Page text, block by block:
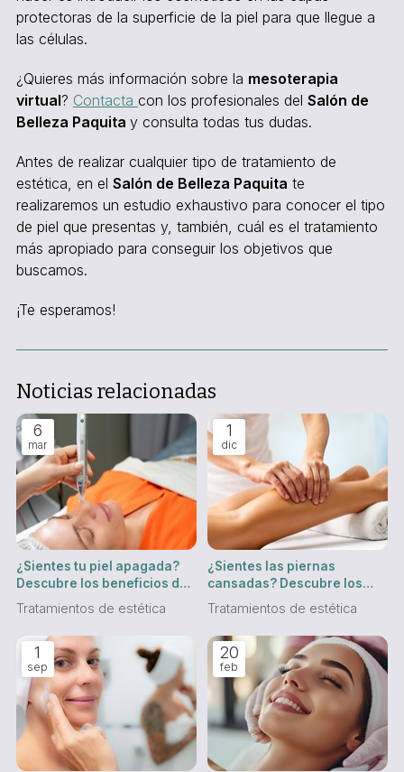
protectoras de la superficie de la piel para que llegue a
las células.
¿Quieres más información sobre la mesoterapia
virtual? Contacta con los profesionales del Salón de
Belleza Paquita y consulta todas tus dudas.
Antes de realizar cualquier tipo de tratamiento de
estética, en el Salón de Belleza Paquita te
realizaremos un estudio exhaustivo para conocer el tipo
de piel que presentas y, también, cuál es el tratamiento
más apropiado para conseguir los objetivos que
buscamos.
¡Te esperamos!
Noticias relacionadas
6
mar
¿Sientes tu piel apagada?
Descubre los beneficios de
los tratamientos de
oxigenación en Vigo
Tratamientos de estética
1
dic
¿Sientes las piernas
cansadas? Descubre los
beneficios de los
tratamientos drenantes
Tratamientos de estética
1
sep
20
feb